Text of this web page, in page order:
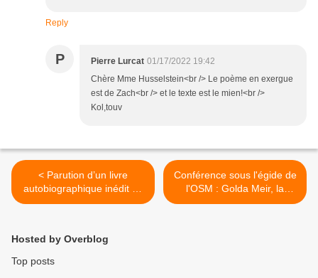
Reply
P Pierre Lurcat 01/17/2022 19:42
Chère Mme Husselstein<br /> Le poème en exergue
est de Zach<br /> et le texte est le mien!<br />
Kol,touv
< Parution d’un livre
autobiographique inédit de
Golda Meir
Conférence sous l'égide de
l'OSM : Golda Meir, la
femme et la légende -
Hosted by Overblog
Top posts